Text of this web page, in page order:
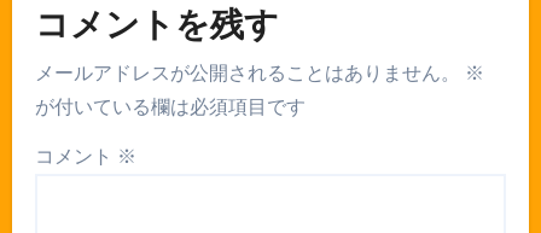
コメントを残す
メールアドレスが公開されることはありません。
※
が付いている欄は必須項目です
コメント ※